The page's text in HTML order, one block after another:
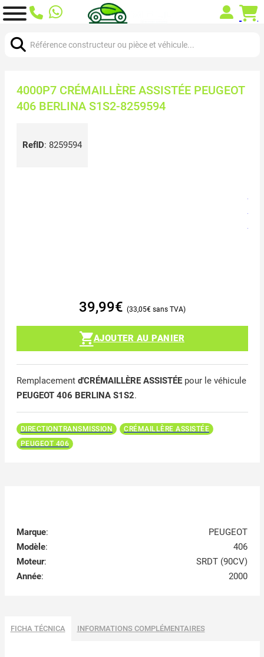
4000P7 CRÉMAILLÈRE ASSISTÉE PEUGEOT
406 BERLINA S1S2-8259594
RefID: 8259594
39,99€ 33,05€
AJOUTER AU PANIER
Remplacement d'CRÉMAILLÈRE ASSISTÉEpour le véhicule
PEUGEOT 406 BERLINA S1S2.
DIRECTIONTRANSMISSION
CRÉMAILLÈRE ASSISTÉE
PEUGEOT 406
Marque:
PEUGEOT
Modèle:
406
Moteur:
SRDT (90CV)
Année: 2000
FICHA TÉCNICA INFORMATIONS COMPLÉMENTAIRES